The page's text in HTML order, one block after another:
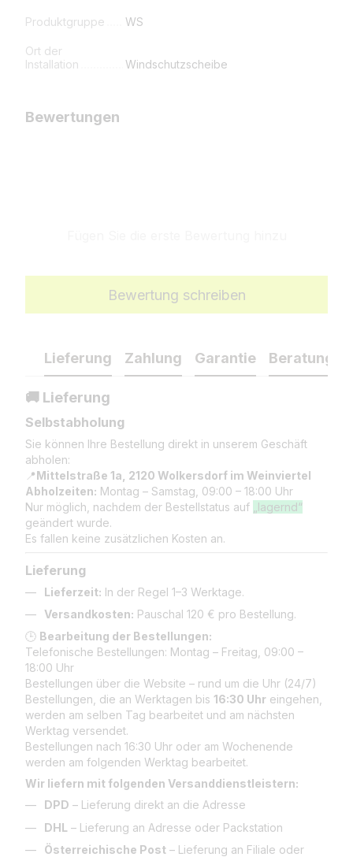
Produktgruppe WS
Ort der
Installation
Windschutzscheibe
Bewertungen
Bewertung schreiben
Lieferung Zahlung Garantie Beratung
🚚 Lieferung
Selbstabholung
Sie können Ihre Bestellung direkt in unserem Geschäft
abholen:
📍Mittelstraße 1a, 2120 Wolkersdorf im Weinviertel
Abholzeiten: Montag – Samstag, 09:00 – 18:00 Uhr
Nur möglich, nachdem der Bestellstatus auf
„lagernd“
geändert wurde.
Es fallen keine zusätzlichen Kosten an.
Lieferung
Lieferzeit: In der Regel 1–3 Werktage.
Versandkosten: Pauschal 120 € pro Bestellung.
🕒 Bearbeitung der Bestellungen:
Telefonische Bestellungen: Montag – Freitag, 09:00 –
18:00 Uhr
Bestellungen über die Website – rund um die Uhr (24/7)
Bestellungen, die an Werktagen bis 16:30 Uhr eingehen,
werden am selben Tag bearbeitet und am nächsten
Werktag versendet.
Bestellungen nach 16:30 Uhr oder am Wochenende
werden am folgenden Werktag bearbeitet.
Wir liefern mit folgenden Versanddienstleistern:
DPD – Lieferung direkt an die Adresse
DHL – Lieferung an Adresse oder Packstation
Österreichische Post – Lieferung an Filiale oder